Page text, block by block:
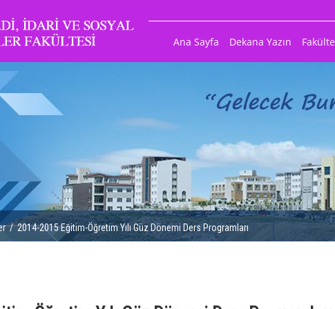
Ana Sayfa Dekana Yazın Fakülte
/ 2014-2015 Eğitim-Öğretim Yılı Güz Dönemi Ders Programları